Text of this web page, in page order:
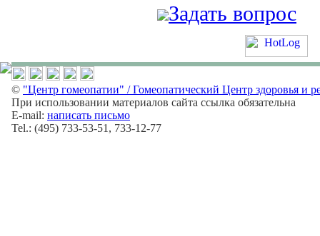
Задать вопрос
© "Центр гомеопатии" / Гомеопатический Центр здоровья и
При использовании материалов сайта ссылка обязательна
E-mail: написать письмо
Tel.: (495) 733-53-51, 733-12-77